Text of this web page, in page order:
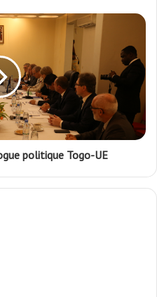
politique Togo-UE